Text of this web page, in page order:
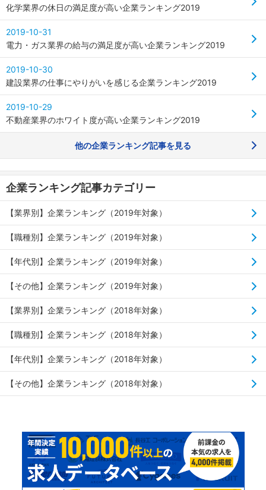
化学業界の休日の満足度が高い企業ランキング2019
2019-10-31
電力・ガス業界の給与の満足度が高い企業ランキング2019
2019-10-30
建設業界の仕事にやりがいを感じる企業ランキング2019
2019-10-29
不動産業界のホワイト度が高い企業ランキング2019
他の企業ランキング記事を見る
企業ランキング記事カテゴリー
【業界別】企業ランキング（2019年対象）
【職種別】企業ランキング（2019年対象）
【年代別】企業ランキング（2019年対象）
【その他】企業ランキング（2019年対象）
【業界別】企業ランキング（2018年対象）
【職種別】企業ランキング（2018年対象）
【年代別】企業ランキング（2018年対象）
【その他】企業ランキング（2018年対象）